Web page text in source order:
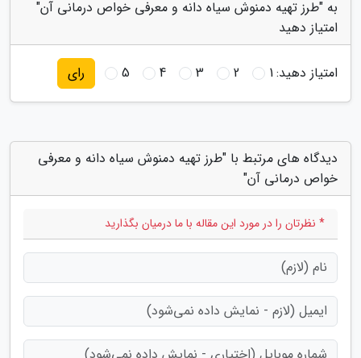
به "طرز تهیه دمنوش سیاه دانه و معرفی خواص درمانی آن"
امتیاز دهید
امتیاز دهید:1
2
3
4
5 رای
دیدگاه های مرتبط با "طرز تهیه دمنوش سیاه دانه و معرفی
خواص درمانی آن"
* نظرتان را در مورد این مقاله با ما درمیان بگذارید